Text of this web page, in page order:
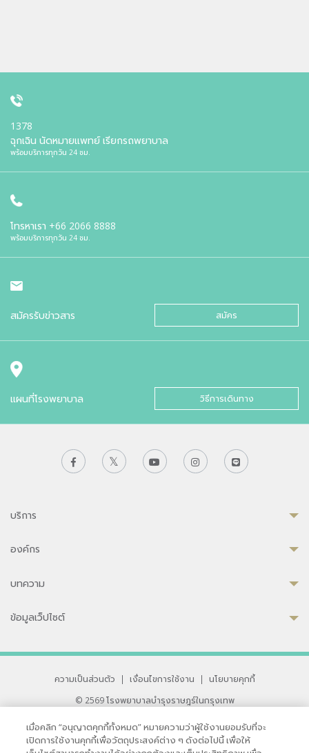
1378
ฉุกเฉิน นัดหมายแพทย์ เรียกรถพยาบาล
พร้อมบริการทุกวัน 24 ชม.
โทรหาเรา +66 2066 8888
พร้อมบริการทุกวัน 24 ชม.
สมัครรับข่าวสาร สมัคร
แผนที่โรงพยาบาล วิธีการเดินทาง
บริการ
องค์กร
บทความ
ข้อมูลเว็ปไซต์
ความเป็นส่วนตัว | เงื่อนไขการใช้งาน |
นโยบายคุกกี้
© 2569 โรงพยาบาลบำรุงราษฎร์ในกรุงเทพ
33 สุขุมวิท ซอย 3 เขตวัฒนา กรุงเทพ 10110 ประเทศไทย
หากท่านมีข้อคิดเห็นหรือปัญหาในการใช้เว็บไซต์ของเรา
เมื่อคลิก “อนุญาตคุกกี้ทั้งหมด” หมายความว่าผู้ใช้งานยอมรับที่จะ
เปิดการใช้งานคุกกี้เพื่อวัตถุประสงค์ต่าง ๆ ดังต่อไปนี้ เพื่อให้